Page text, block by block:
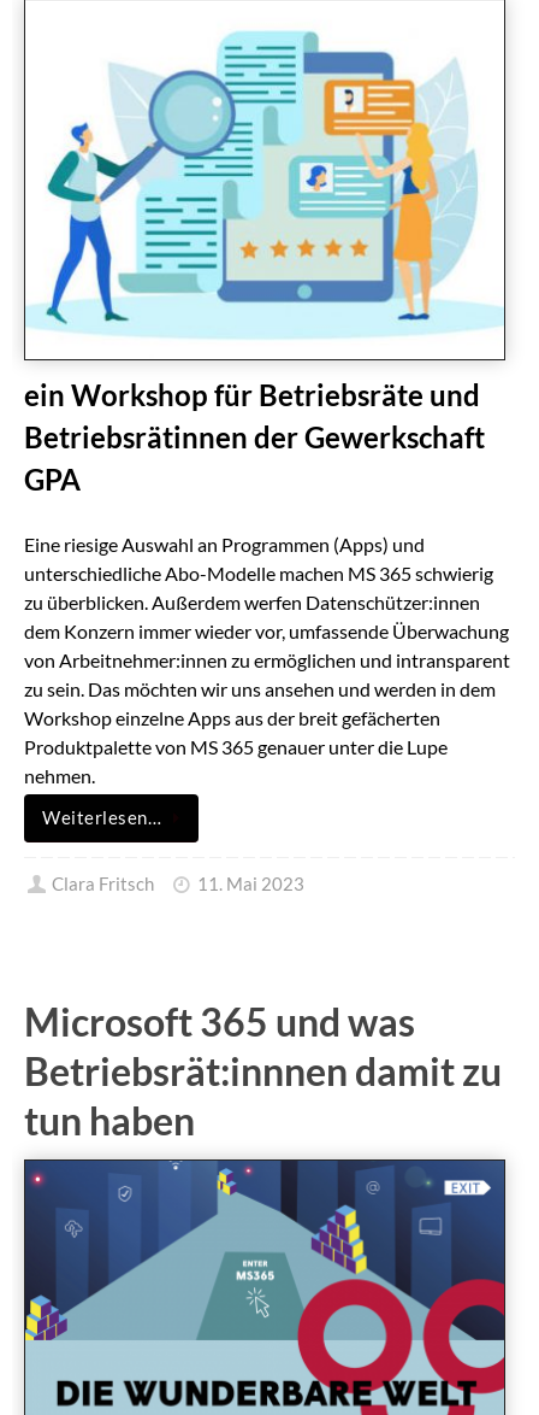
ein Workshop für Betriebsräte und
Betriebsrätinnen der Gewerkschaft
GPA
Eine riesige Auswahl an Programmen (Apps) und
unterschiedliche Abo-Modelle machen MS 365 schwierig
zu überblicken. Außerdem werfen Datenschützer:innen
dem Konzern immer wieder vor, umfassende Überwachung
von Arbeitnehmer:innen zu ermöglichen und intransparent
zu sein. Das möchten wir uns ansehen und werden in dem
Workshop einzelne Apps aus der breit gefächerten
Produktpalette von MS 365 genauer unter die Lupe
nehmen.
Weiterlesen…
Clara Fritsch 11. Mai 2023
Microsoft 365 und was
Betriebsrät:innnen damit zu
tun haben